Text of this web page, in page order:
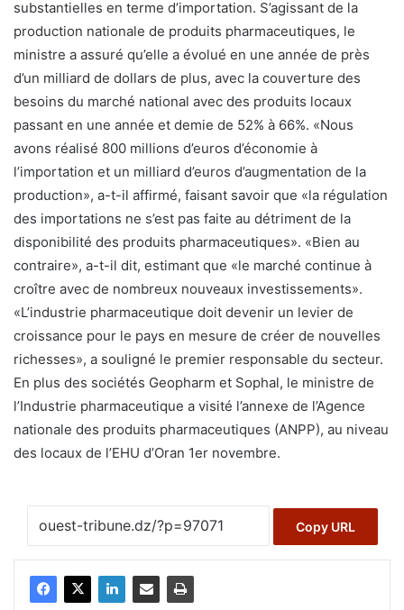
substantielles en terme d’importation. S’agissant de la
production nationale de produits pharmaceutiques, le
ministre a assuré qu’elle a évolué en une année de près
d’un milliard de dollars de plus, avec la couverture des
besoins du marché national avec des produits locaux
passant en une année et demie de 52% à 66%. «Nous
avons réalisé 800 millions d’euros d’économie à
l’importation et un milliard d’euros d’augmentation de la
production», a-t-il affirmé, faisant savoir que «la régulation
des importations ne s’est pas faite au détriment de la
disponibilité des produits pharmaceutiques». «Bien au
contraire», a-t-il dit, estimant que «le marché continue à
croître avec de nombreux nouveaux investissements».
«L’industrie pharmaceutique doit devenir un levier de
croissance pour le pays en mesure de créer de nouvelles
richesses», a souligné le premier responsable du secteur.
En plus des sociétés Geopharm et Sophal, le ministre de
l’Industrie pharmaceutique a visité l’annexe de l’Agence
nationale des produits pharmaceutiques (ANPP), au niveau
des locaux de l’EHU d’Oran 1er novembre.
Copy URL